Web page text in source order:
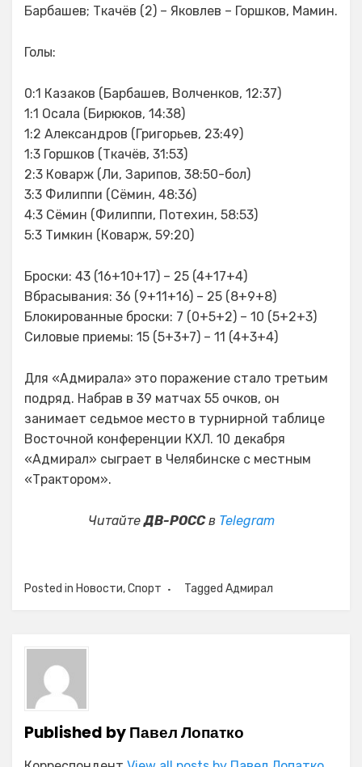
Барбашев; Ткачёв (2) – Яковлев – Горшков, Мамин.
Голы:
0:1 Казаков (Барбашев, Волченков, 12:37)
1:1 Осала (Бирюков, 14:38)
1:2 Александров (Григорьев, 23:49)
1:3 Горшков (Ткачёв, 31:53)
2:3 Коварж (Ли, Зарипов, 38:50-бол)
3:3 Филиппи (Сёмин, 48:36)
4:3 Сёмин (Филиппи, Потехин, 58:53)
5:3 Тимкин (Коварж, 59:20)
Броски: 43 (16+10+17) – 25 (4+17+4)
Вбрасывания: 36 (9+11+16) – 25 (8+9+8)
Блокированные броски: 7 (0+5+2) – 10 (5+2+3)
Силовые приемы: 15 (5+3+7) – 11 (4+3+4)
Для «Адмирала» это поражение стало третьим
подряд. Набрав в 39 матчах 55 очков, он
занимает седьмое место в турнирной таблице
Восточной конференции КХЛ. 10 декабря
«Адмирал» сыграет в Челябинске с местным
«Трактором».
ЧитайтеДВ-РОССв Telegram
Posted in Новости,Спорт Tagged Адмирал
Published byПавел Лопатко